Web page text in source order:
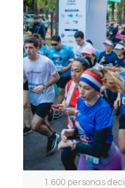
1.600 personas